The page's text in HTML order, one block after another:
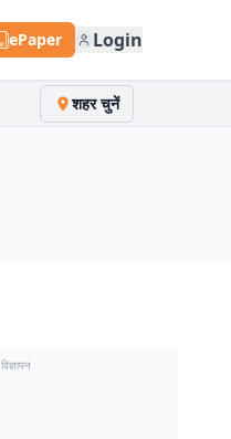
ePaper Login
शहर चुनें
विज्ञापन